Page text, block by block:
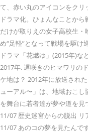
て、赤い丸のアイコンをクリ
ドラマ化。ひょんなことか
だけが取りえの女子高校生
め“足軽”となって戦場を駆
ドラマ「花燃ゆ」(2015年)
2017年. 遅咲きのヒマワリの
ケ地は？ 2012年に放送され
ューアル〜」は、地域おこ
を舞台に若者達が夢や道を
11/07 歴史迷宮からの脱出 リ
11/07 あのコの夢を見たんで